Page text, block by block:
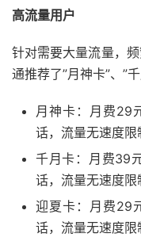
高流量用户
针对需要大量流量，
通推荐了”月神卡”、”
月神卡：月费29
话，流量无速度限
千月卡：月费39
话，流量无速度限
迎夏卡：月费29
话，流量无速度限